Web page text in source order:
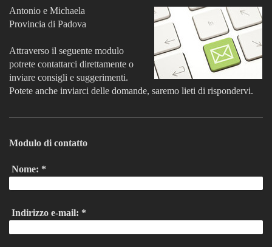
Antonio e Michaela
Provincia di Padova
Attraverso il seguente modulo
potrete contattarci direttamente o
inviare consigli e suggerimenti.
Potete anche inviarci delle domande, saremo lieti di rispondervi.
Modulo di contatto
Nome: *
Indirizzo e-mail: *